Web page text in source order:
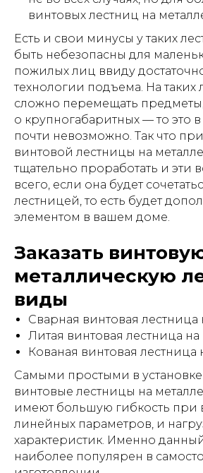
винтовых лестниц на
Есть и свои минусы у таких
быть небезопасны для
пожилых лиц ввиду
технологии подъема. На таких
сложно перемещать
о крупногабаритных — то это
почти невозможно. Так что при
винтовой лестницы на
тщательно проработать и эти
всего, если она будет
лестницей, то есть будет
элементом в вашем доме.
Заказать
металлическую
виды
Сварная винтовая лестница
Литая винтовая лестница на
Кованая винтовая лестница
Самыми простыми в
винтовые лестницы на
имеют большую гибкость при
линейных параметров, и
характеристик. Именно
наиболее популярен в
Получить каталог
Получите
лестниц
Оставьте заявку и
лестницу своей
Нажимая на кнопку вы
соглашаетесь сПолитикой
персональных